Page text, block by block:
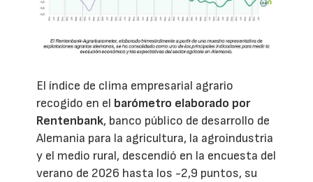
El índice de clima empresarial agrario
recogido en el barómetro elaborado por
Rentenbank, banco público de desarrollo de
Alemania para la agricultura, la agroindustria
y el medio rural, descendió en la encuesta del
verano de 2026 hasta los -2,9 puntos, su